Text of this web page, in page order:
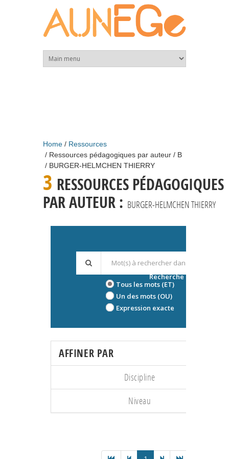
Home
Ressources
Ressources pédagogiques par auteur
B
BURGER-HELMCHEN THIERRY
3 RESSOURCES PÉDAGOGIQUES
PAR AUTEUR : BURGER-HELMCHEN THIERRY
Tous les mots (ET)
Un des mots (OU)
Expression exacte
Recherche avancée
AFFINER PAR
Discipline
Niveau